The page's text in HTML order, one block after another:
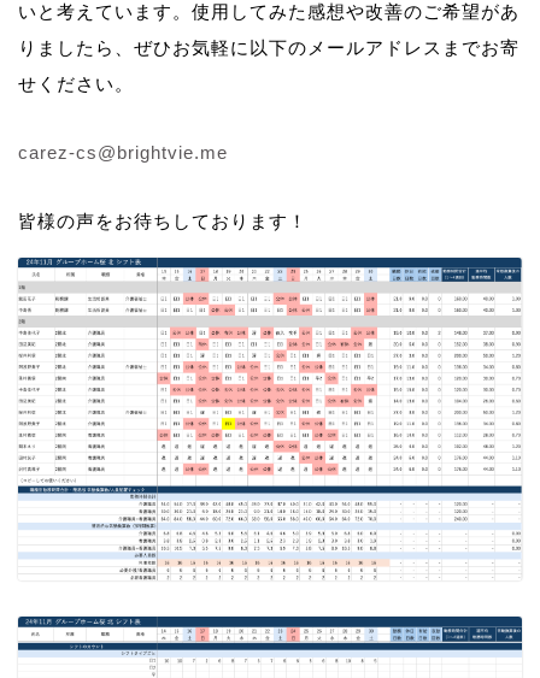
いと考えています。使用してみた感想や改善のご希望があ
りましたら、ぜひお気軽に以下のメールアドレスまでお寄
せください。
carez-cs@brightvie.me
皆様の声をお待ちしております！